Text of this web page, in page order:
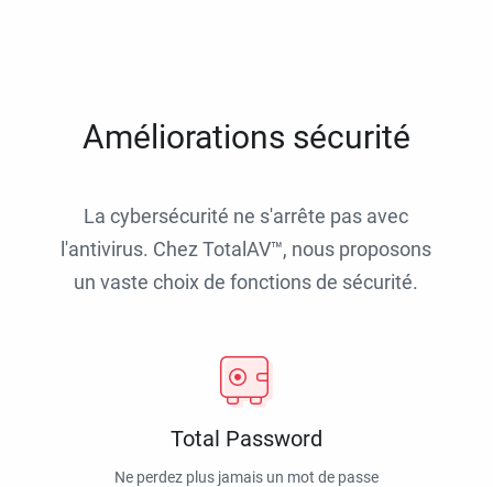
Améliorations sécurité
La cybersécurité ne s'arrête pas avec
l'antivirus. Chez TotalAV™, nous proposons
un vaste choix de fonctions de sécurité.
Total Password
Ne perdez plus jamais un mot de passe